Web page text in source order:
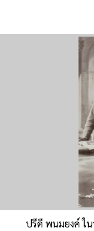
ปรีดี พนมยงค์ ใ